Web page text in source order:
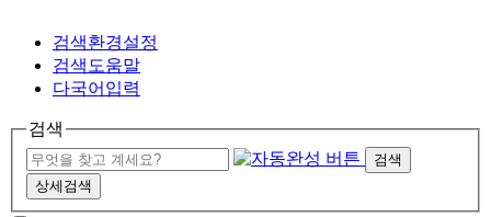
검색환경설정
검색도움말
다국어입력
검색
검색
상세검색